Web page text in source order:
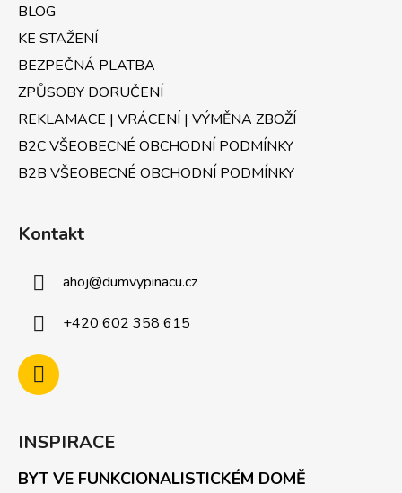
ý
p
i
s
BLOG
KE STAŽENÍ
BEZPEČNÁ PLATBA
ZPŮSOBY DORUČENÍ
REKLAMACE | VRÁCENÍ | VÝMĚNA ZBOŽÍ
B2C VŠEOBECNÉ OBCHODNÍ PODMÍNKY
B2B VŠEOBECNÉ OBCHODNÍ PODMÍNKY
Kontakt
ahoj@dumvypinacu.cz
+420 602 358 615
INSPIRACE
BYT VE FUNKCIONALISTICKÉM DOMĚ